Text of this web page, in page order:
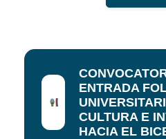
ENTRADA
CULTURA E
HACIA EL